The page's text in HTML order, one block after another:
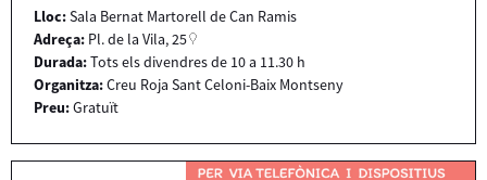
Lloc:Sala Bernat Martorell de Can Ramis
Adreça: Pl. de la Vila, 25
Durada:Tots els divendres de 10 a 11.30 h
Organitza:Creu Roja Sant Celoni-Baix Montseny
Preu:Gratuït